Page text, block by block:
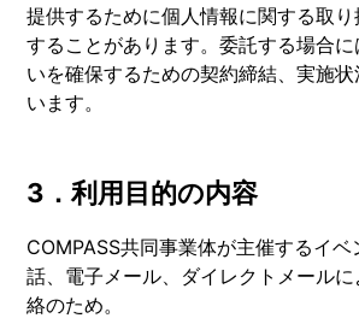
提供するために個人情報に関する取
することがあります。委託する場合
いを確保するための契約締結、実施
います。
3．利用目的の内容
COMPASS共同事業体が主催するイ
話、電⼦メール、ダイレクトメール
絡のため。